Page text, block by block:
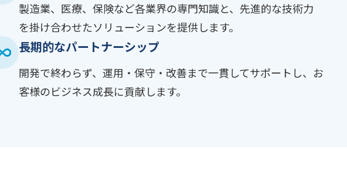
製造業、医療、保険など各業界の専門知識と、先進的な技術力
を掛け合わせたソリューションを提供します。
長期的なパートナーシップ
開発で終わらず、運用・保守・改善まで一貫してサポートし、お
客様のビジネス成長に貢献します。